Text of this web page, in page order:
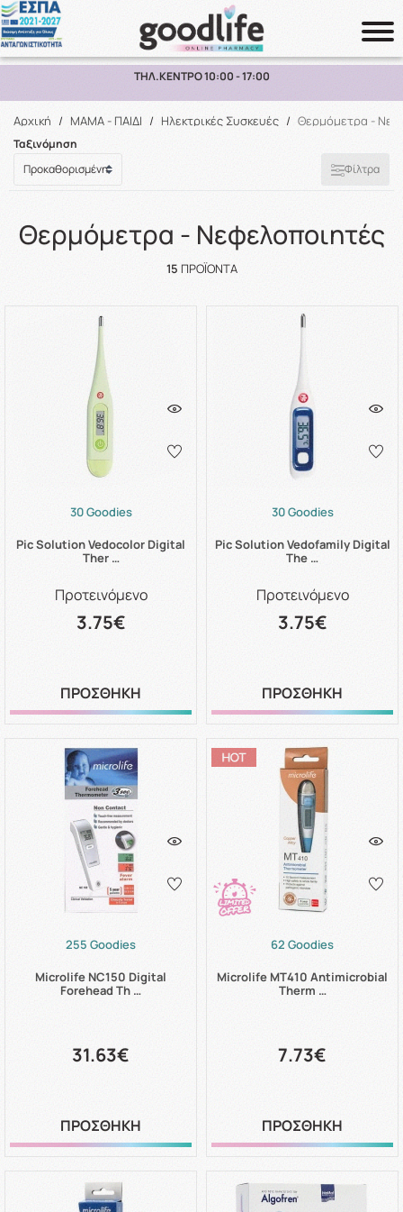
Αναζήτηση
ΠΑΡΑΛΑΒΗ ΑΠΟ ΤΟ ΚΑΤΑΣΤΗΜΑ ΑΝΩ ΤΩΝ 10€
Αρχική / ΜΑΜΑ - ΠΑΙΔΙ / Ηλεκτρικές Συσκευές / Θερμόμετρα -
Ταξινόμηση
Φίλτρα
Θερμόμετρα - Νεφελοποιητές
15 ΠΡΟΪΌΝΤΑ
30 Goodies
Pic Solution Vedocolor Digital
Ther …
Προτεινόμενο
3.75€
ΠΡΟΣΘΗΚΗ
30 Goodies
Pic Solution Vedofamily Digital
The …
Προτεινόμενο
3.75€
ΠΡΟΣΘΗΚΗ
255 Goodies
Microlife NC150 Digital
Forehead Th …
31.63€
ΠΡΟΣΘΗΚΗ
62 Goodies
Microlife MT410 Antimicrobial
Therm …
7.73€
ΠΡΟΣΘΗΚΗ